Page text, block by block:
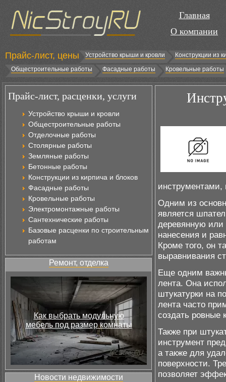
Главная
О компании
Прайс-лист, цены Устройство крыши и кровли
Конструкции из
Общестроительные работы
Фасадные работы Кровельные работы
Прайс-лист, расценки, услуги
Устройство крыши и кровли
Общестроительные работы
Отделочные работы
Столярные работы
Земляные работы
Бетонные работы
Конструкции из кирпича и блоков
Фасадные работы
Кровельные работы
Электромонтажные работы
Сантехнические работы
Базовые расценки по строительным
работам
Ремонт, отделка
Как выбрать модульную
мебель под размер комнаты
Новости недвижимости
инструментами,
Одним из
является
деревянную или
нанесения и
Кроме того, он
выравнивания
Еще одним
лента. Она
штукатурки на
лента часто
создать ровные
Также при
инструмент
а также для
поверхности.
позволяет